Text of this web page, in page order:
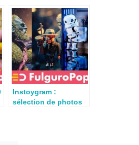
2020
Instoygram :
sélection de photos